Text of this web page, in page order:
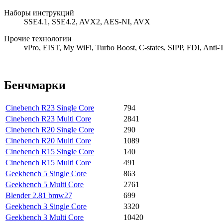
Наборы инструкций
SSE4.1, SSE4.2, AVX2, AES-NI, AVX
Прочие технологии
vPro, EIST, My WiFi, Turbo Boost, C-states, SIPP, FDI, Anti-
Бенчмарки
Cinebench R23 Single Core
794
Cinebench R23 Multi Core
2841
Cinebench R20 Single Core
290
Cinebench R20 Multi Core
1089
Cinebench R15 Single Core
140
Cinebench R15 Multi Core
491
Geekbench 5 Single Core
863
Geekbench 5 Multi Core
2761
Blender 2.81 bmw27
699
Geekbench 3 Single Core
3320
Geekbench 3 Multi Core
10420